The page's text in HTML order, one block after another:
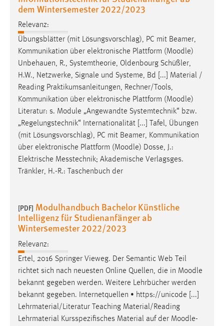
dem Wintersemester 2022/2023
Relevanz:
Übungsblätter (mit Lösungsvorschlag), PC mit Beamer,
Kommunikation über elektronische Plattform (Moodle)
Unbehauen, R., Systemtheorie, Oldenbourg Schüßler,
H.W., Netzwerke, Signale und Systeme, Bd [...] Material /
Reading Praktikumsanleitungen, Rechner/Tools,
Kommunikation über elektronische Plattform (Moodle)
Literatur: s. Module „Angewandte Systemtechnik“ bzw.
„Regelungstechnik“ Internationalität [...] Tafel, Übungen
(mit Lösungsvorschlag), PC mit Beamer, Kommunikation
über elektronische Plattform (Moodle) Dosse, J.:
Elektrische Messtechnik; Akademische Verlagsges.
Tränkler, H.-R.: Taschenbuch der
[PDF] Modulhandbuch Bachelor Künstliche
Intelligenz für Studienanfänger ab
Wintersemester 2022/2023
Relevanz:
Ertel, 2016 Springer Vieweg. Der Semantic Web Teil
richtet sich nach neuesten Online Quellen, die in Moodle
bekannt gegeben werden. Weitere Lehrbücher werden
bekannt gegeben. Internetquellen • https://unicode [...]
Lehrmaterial/Literatur Teaching Material/Reading
Lehrmaterial Kursspezifisches Material auf der Moodle-